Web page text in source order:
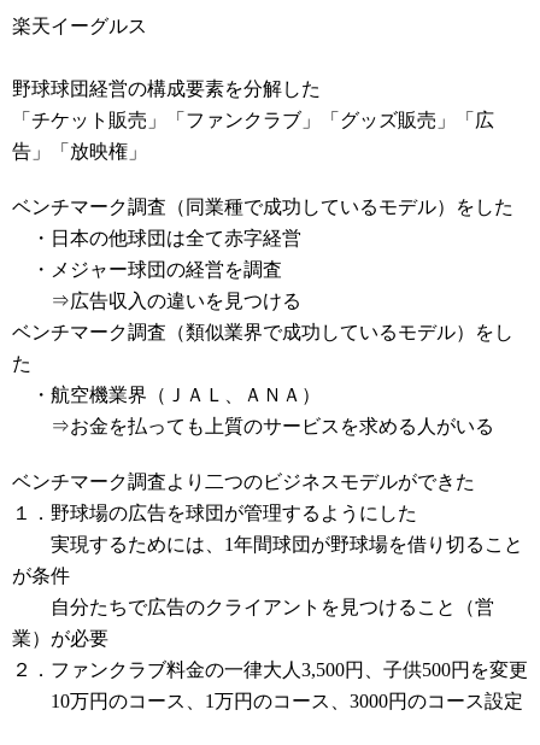
楽天イーグルス
野球球団経営の構成要素を分解した
「チケット販売」「ファンクラブ」「グッズ販売」「広
告」「放映権」
ベンチマーク調査（同業種で成功しているモデル）をした
・日本の他球団は全て赤字経営
・メジャー球団の経営を調査
⇒広告収入の違いを見つける
ベンチマーク調査（類似業界で成功しているモデル）をし
た
・航空機業界（ＪＡＬ、ＡＮＡ）
⇒お金を払っても上質のサービスを求める人がいる
ベンチマーク調査より二つのビジネスモデルができた
１．野球場の広告を球団が管理するようにした
実現するためには、1年間球団が野球場を借り切ること
が条件
自分たちで広告のクライアントを見つけること（営
業）が必要
２．ファンクラブ料金の一律大人3,500円、子供500円を変更
10万円のコース、1万円のコース、3000円のコース設定